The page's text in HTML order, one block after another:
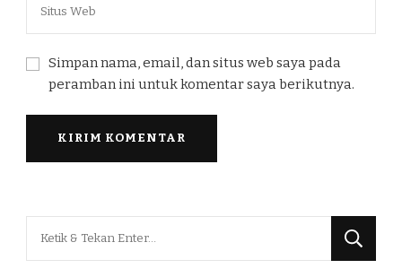
Simpan nama, email, dan situs web saya pada
peramban ini untuk komentar saya berikutnya.